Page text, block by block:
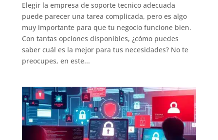
Elegir la empresa de soporte tecnico adecuada
puede parecer una tarea complicada, pero es algo
muy importante para que tu negocio funcione bien.
Con tantas opciones disponibles, ¿cómo puedes
saber cuál es la mejor para tus necesidades? No te
preocupes, en este...